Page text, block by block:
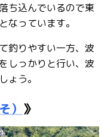
ち込んでいるので東
なっています。
釣りやすい一方、波
しっかりと行い、波
ょう。
） 》